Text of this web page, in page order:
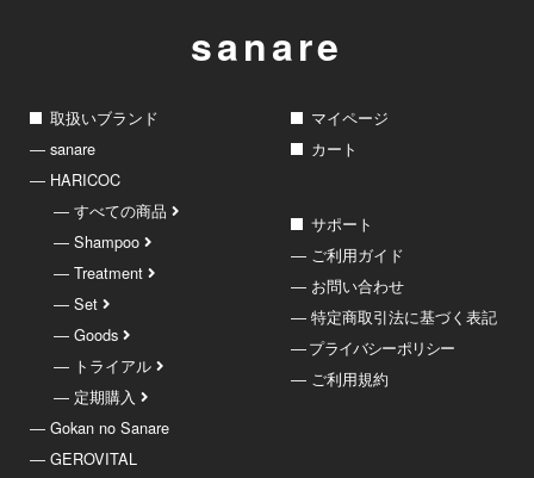
sanare
取扱いブランド
― sanare
― HARICOC
― すべての商品
― Shampoo
― Treatment
― Set
― Goods
― トライアル
― 定期購入
― Gokan no Sanare
― GEROVITAL
マイページ
カート
サポート
― ご利用ガイド
― お問い合わせ
― 特定商取引法に基づく表記
― プライバシーポリシー
― ご利用規約